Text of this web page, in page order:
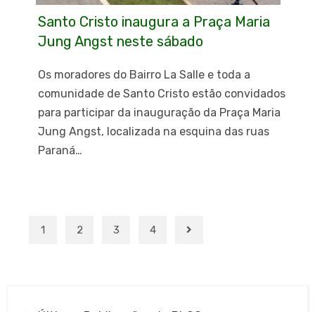
Santo Cristo inaugura a Praça Maria
Jung Angst neste sábado
Os moradores do Bairro La Salle e toda a
comunidade de Santo Cristo estão convidados
para participar da inauguração da Praça Maria
Jung Angst, localizada na esquina das ruas
Paraná…
1 2 3 4